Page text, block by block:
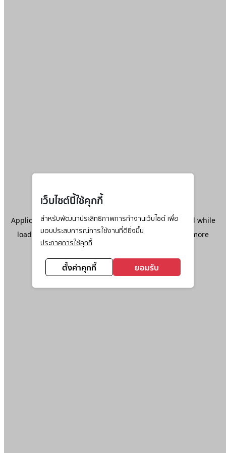
เว็บไซต์นี้ใช้คุกกี้
สำหรับพัฒนาประสิทธิภาพการทำงานเว็บไซต์ เพื่อ
มอบประสบการณ์การใช้งานที่ดียิ่งขึ้น
ประกาศการใช้คุกกี้
ตั้งค่าคุกกี้ ยอมรับ
Application error: aclient-side exception has occurred while
loadingwww.ktc.co.th(see the browser console
for more
information).